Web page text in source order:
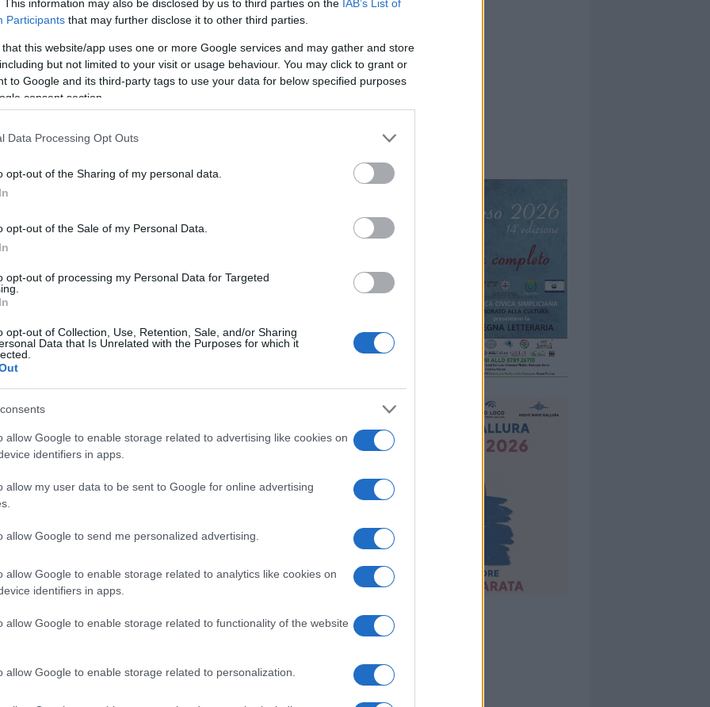
This information may also be disclosed by us to third parties on the IAB’s List of
Participants that may further disclose it to other third parties.
that this website/app uses one or more Google services and may gather and store
but not limited to your visit or usage behaviour. You may click to grant or
to Google and its third-party tags to use your data for below specified purposes
consent section.
Data Processing Opt Outs
opt-out of the Sharing of my personal data.
opt-out of the Sale of my Personal Data.
opt-out of processing my Personal Data for Targeted
opt-out of Collection, Use, Retention, Sale, and/or Sharing
Data that Is Unrelated with the Purposes for which it
allow Google to enable storage related to advertising like cookies on
identifiers in apps.
allow my user data to be sent to Google for online advertising
allow Google to send me personalized advertising.
allow Google to enable storage related to analytics like cookies on
identifiers in apps.
allow Google to enable storage related to functionality of the website
allow Google to enable storage related to personalization.
nella sezione Logindal menù del sito o
Meteo Olbia
i tuoi video e le tue foto
+39 345 356 7512
di GalluraOggi.it
news da